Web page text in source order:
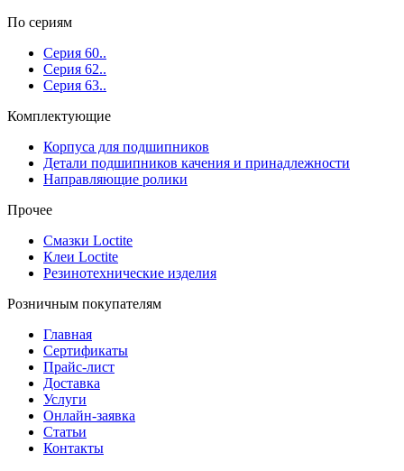
По сериям
Серия 60..
Серия 62..
Серия 63..
Комплектующие
Корпуса для подшипников
Детали подшипников качения и принадлежности
Направляющие ролики
Прочее
Смазки Loctite
Клеи Loctite
Резинотехнические изделия
Розничным покупателям
Главная
Сертификаты
Прайс-лист
Доставка
Услуги
Онлайн-заявка
Статьи
Контакты